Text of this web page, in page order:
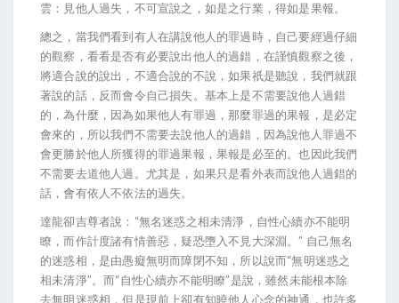
雲：見他人過失，不可宣說之，如是之行業，得如是果報。
總之，當我們看到有人在講說他人的罪過時，自己要經過仔細
的觀察，看看是否有必要說出他人的過錯，在謹慎觀察之後，
將適合說的說出，不適合說的不說，如果祇是聽說，我們就跟
著說的話，反而會令自己損失。基本上是不需要說他人過錯
的，為什麼，因為如果他人有罪過，那麼罪過的果報，是必定
會來的，所以我們不需要去說他人的過錯，因為說他人罪過不
會更勝於他人所獲得的罪過果報，果報是必至的。也因此我們
不需要去道他人過。尤其是，如果只是看外表而說他人過錯的
話，會有依人不依法的過失。
達龍卻吉尊者說：“無名迷惑之相未清淨，自性心續亦不能明
瞭，而作計度諸有情善惡，疑恐墮入不見大深淵。” 自己無名
的迷惑相，是由愚癡無明而障閉不知，所以說而“無明迷惑之
相未清淨”。而“自性心續亦不能明瞭”是說，雖然未能根本除
去無明迷惑相，但是現前上卻有知曉他人心念的神通，也許多